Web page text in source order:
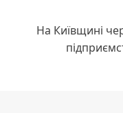
На Київщині